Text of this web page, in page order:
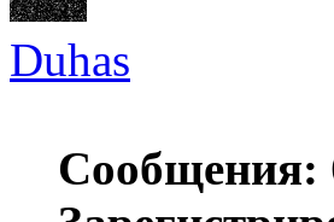
Duhas
Сообщения: